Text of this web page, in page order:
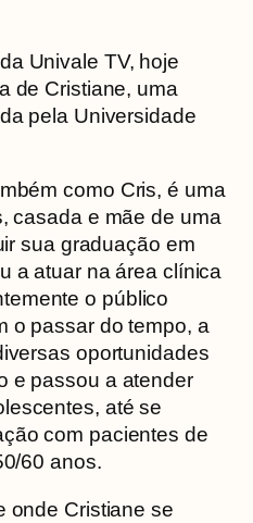
Univale TV, hoje
de Cristiane, uma
pela Universidade
como Cris, é uma
casada e mãe de uma
sua graduação em
a atuar na área clínica
o público
o passar do tempo, a
oportunidades
e passou a atender
até se
com pacientes de
60 anos.
onde Cristiane se